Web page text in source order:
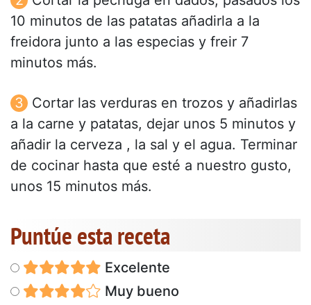
10 minutos de las patatas añadirla a la
freidora junto a las especias y freir 7
minutos más.
Cortar las verduras en trozos y añadirlas
a la carne y patatas, dejar unos 5 minutos y
añadir la cerveza , la sal y el agua. Terminar
de cocinar hasta que esté a nuestro gusto,
unos 15 minutos más.
Puntúe esta receta
Excelente
Muy bueno